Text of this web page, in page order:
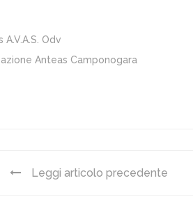
A.v.a.s. Odv
Anteas Camponogara
Leggi articolo precedente